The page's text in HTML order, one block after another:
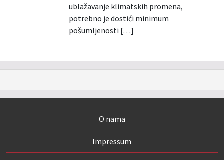
ublažavanje klimatskih promena,
potrebno je dostići minimum
pošumljenosti […]
O nama
Impressum